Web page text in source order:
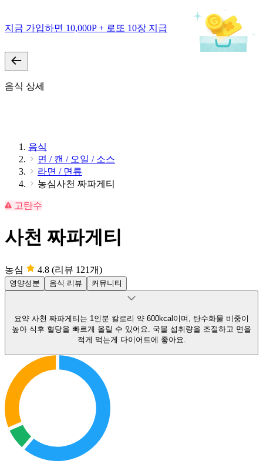
지금 가입하면 10,000P + 로또 10장 지급
음식 상세
음식
면 / 캔 / 오일 / 소스
라면 / 면류
농심사천 짜파게티
고탄수
사천 짜파게티
농심 4.8 (리뷰 121개)
영양성분 음식 리뷰 커뮤니티
요약 사천 짜파게티는 1인분 칼로리 약 600kcal이며, 탄수화물 비중이
높아 식후 혈당을 빠르게 올릴 수 있어요. 국물 섭취량을 조절하고 면을
적게 먹는게 다이어트에 좋아요.